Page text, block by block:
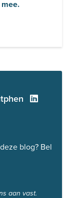
blog? Bel
aan vast.